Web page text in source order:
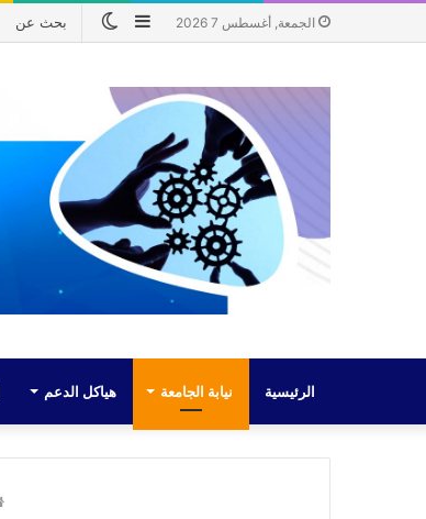
الجمعة, أغسطس 7 2026
الوضع إضافة
جانبي
الرئيسية نيابة الجامعة هياكل الدعم